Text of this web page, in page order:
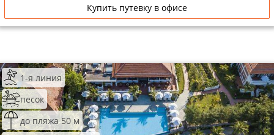
Купить путевку в офисе
1-я линия
песок
до пляжа 50 м